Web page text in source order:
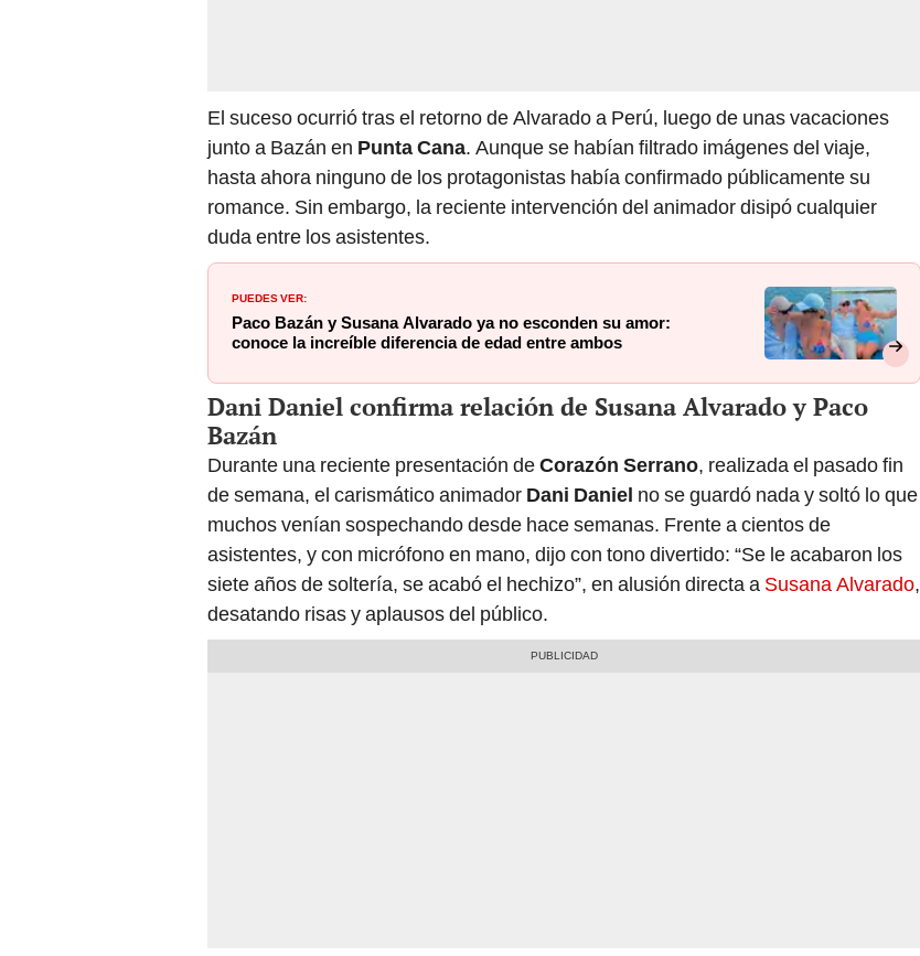
El suceso ocurrió tras el retorno de Alvarado a Perú, luego de unas vacaciones
junto a Bazán en Punta Cana. Aunque se habían filtrado imágenes del viaje,
hasta ahora ninguno de los protagonistas había confirmado públicamente su
romance. Sin embargo, la reciente intervención del animador disipó cualquier
duda entre los asistentes.
PUEDES VER:
Paco Bazán y Susana Alvarado ya no esconden su amor:
conoce la increíble diferencia de edad entre ambos
Dani Daniel confirma relación de Susana Alvarado y Paco
Bazán
Durante una reciente presentación deCorazón Serrano, realizada el pasado fin
de semana, el carismático animador Dani Daniel no se guardó nada y soltó lo que
muchos venían sospechando desde hace semanas. Frente a cientos de
asistentes, y con micrófono en mano, dijo con tono divertido: “Se le acabaron los
siete años de soltería, se acabó el hechizo”, en alusión directa a Susana Alvarado,
desatando risas y aplausos del público.